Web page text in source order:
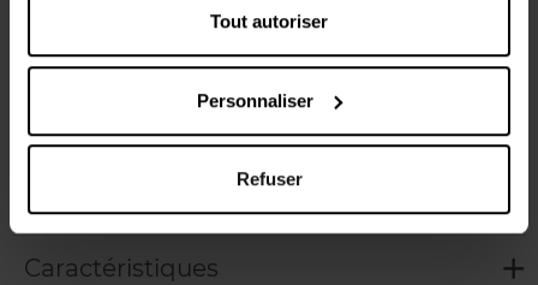
Tout autoriser
Personnaliser
Refuser
contrôle dermatologique sur peaux sensibles. Conçu,
Conseils d'utilisation
Appliquez généreusement sur l'ensemble du corps après
chaque exposition en insistant sur les zones sensibles
Caractéristiques